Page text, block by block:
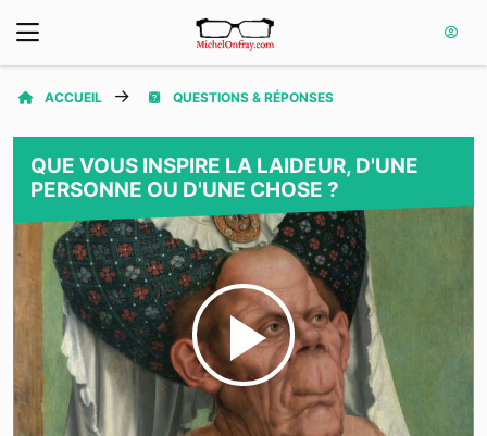
ACCUEIL QUESTIONS & RÉPONSES
QUE VOUS INSPIRE LA LAIDEUR, D'UNE
PERSONNE OU D'UNE CHOSE ?
Play